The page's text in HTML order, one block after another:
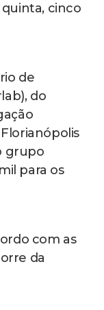
cinco
de
do
grupo
para os
com as
da